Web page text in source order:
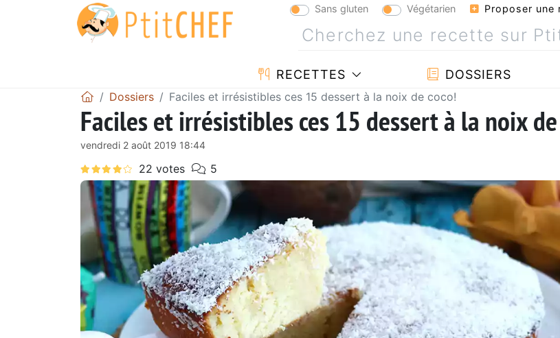
Sans gluten Végétarien Proposer une
RECETTES DOSSIERS
Dossiers Faciles et irrésistibles ces 15 dessert à la noix de coco!
Faciles et irrésistibles ces 15 dessert à la noix
vendredi 2 août 2019 18:44